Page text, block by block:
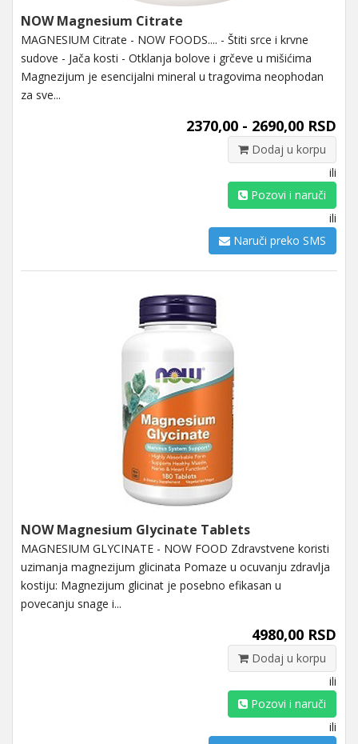
NOW Magnesium Citrate
MAGNESIUM Citrate - NOW FOODS.... - Štiti srce i krvne
sudove - Jača kosti - Otklanja bolove i grčeve u mišićima
Magnezijum je esencijalni mineral u tragovima neophodan
za sve...
2370,00 - 2690,00 RSD
Dodaj u korpu
ili
Pozovi i naruči
ili
Naruči preko SMS
NOW Magnesium Glycinate Tablets
MAGNESIUM GLYCINATE - NOW FOOD Zdravstvene koristi
uzimanja magnezijum glicinata Pomaze u ocuvanju zdravlja
kostiju: Magnezijum glicinat je posebno efikasan u
povecanju snage i...
4980,00 RSD
Dodaj u korpu
ili
Pozovi i naruči
ili